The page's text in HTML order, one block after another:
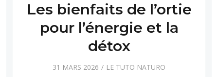
Les bienfaits de l’ortie
pour l’énergie et la
détox
31 MARS 2026 LE TUTO NATURO